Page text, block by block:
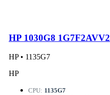
HP 1030G8 1G7F2AVV2
HP • 1135G7
HP
CPU: 1135G7